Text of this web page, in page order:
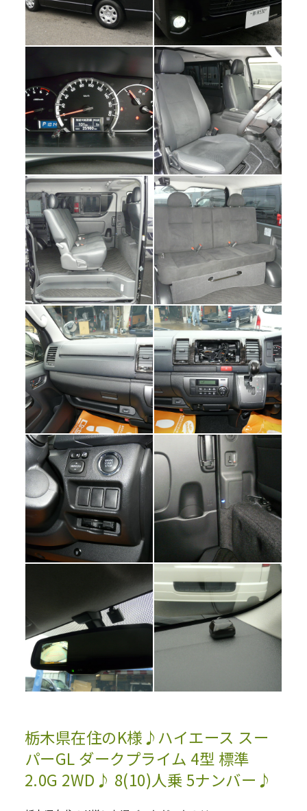
栃木県在住のK様♪ハイエース スー
パーGL ダークプライム 4型 標準
2.0G 2WD♪ 8(10)人乗 5ナンバー♪